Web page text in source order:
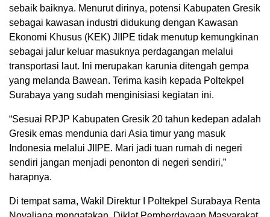
sebaik baiknya. Menurut dirinya, potensi Kabupaten Gresik
sebagai kawasan industri didukung dengan Kawasan
Ekonomi Khusus (KEK) JIIPE tidak menutup kemungkinan
sebagai jalur keluar masuknya perdagangan melalui
transportasi laut. Ini merupakan karunia ditengah gempa
yang melanda Bawean. Terima kasih kepada Poltekpel
Surabaya yang sudah menginisiasi kegiatan ini.
“Sesuai RPJP Kabupaten Gresik 20 tahun kedepan adalah
Gresik emas mendunia dari Asia timur yang masuk
Indonesia melalui JIIPE. Mari jadi tuan rumah di negeri
sendiri jangan menjadi penonton di negeri sendiri,”
harapnya.
Di tempat sama, Wakil Direktur I Poltekpel Surabaya Renta